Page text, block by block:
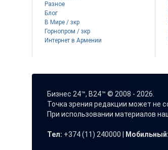
Разное
Блог
В Мире / зкр
Горнопром / зкр
Интернет в Армении
Бизнес 24™, B24™ © 2008 - 2026.
Точка зрения редакции может не
При использовании материалов
Тел: +374 (11) 240000 | Мобильный: